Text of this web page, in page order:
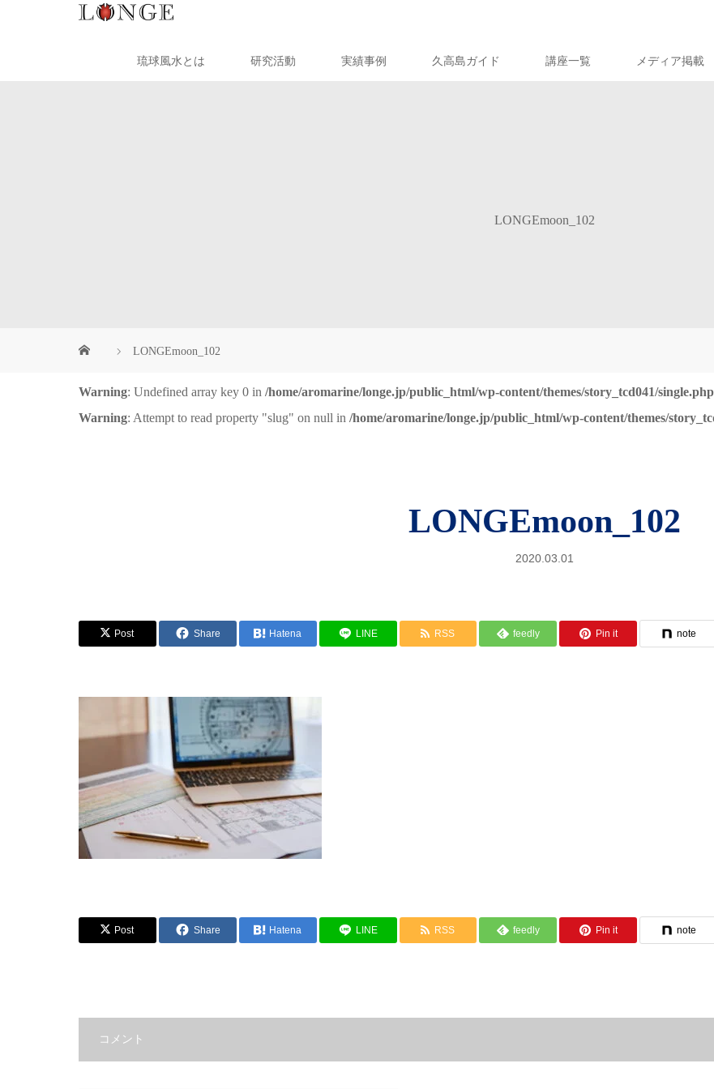
琉球風水とは 研究活動 実績事例 久高島ガイド 講座一覧 メディア掲載
LONGEmoon_102
LONGEmoon_102
Warning: Undefined array key 0 in /home/aromarine/longe.jp/public_html/wp-content/themes/story_tcd041/single.php
Warning: Attempt to read property "slug" on null in /home/aromarine/longe.jp/public_html/wp-content/themes/
LONGEmoon_102
2020.03.01
Post Share Hatena LINE RSS feedly Pin it note
Post Share Hatena LINE RSS feedly Pin it note
コメント